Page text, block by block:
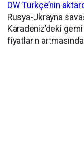
DW Türkçe’nin
Rusya-Ukrayna
Karadeniz’deki
fiyatların